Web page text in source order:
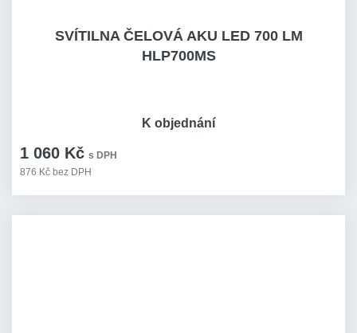
SVÍTILNA ČELOVÁ AKU LED 700 LM
HLP700MS
1 060 Kč s DPH
876 Kč bez DPH
K objednání